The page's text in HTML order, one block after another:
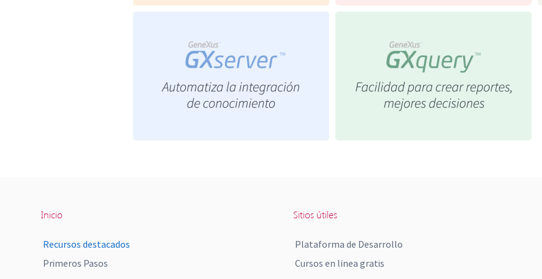
Inicio
Recursos destacados
Primeros Pasos
Sitios útiles
Plataforma de Desarrollo
Cursos en línea gratis